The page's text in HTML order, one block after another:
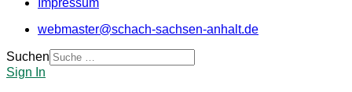
Impressum
webmaster@schach-sachsen-anhalt.de
Suchen
Sign In